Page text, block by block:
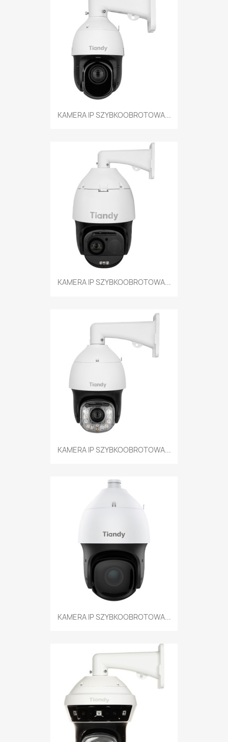
KAMERA IP SZYBKOOBROTOWA...
KAMERA IP SZYBKOOBROTOWA...
KAMERA IP SZYBKOOBROTOWA...
KAMERA IP SZYBKOOBROTOWA...